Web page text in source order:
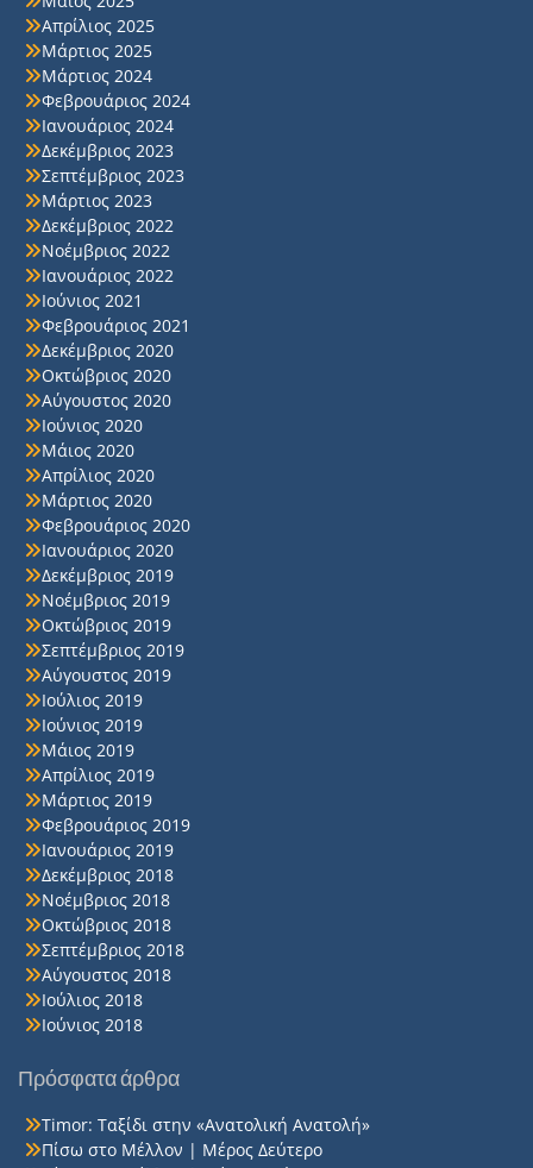
Απρίλιος 2025
Μάρτιος 2025
Μάρτιος 2024
Φεβρουάριος 2024
Ιανουάριος 2024
Δεκέμβριος 2023
Σεπτέμβριος 2023
Μάρτιος 2023
Δεκέμβριος 2022
Νοέμβριος 2022
Ιανουάριος 2022
Ιούνιος 2021
Φεβρουάριος 2021
Δεκέμβριος 2020
Οκτώβριος 2020
Αύγουστος 2020
Ιούνιος 2020
Μάιος 2020
Απρίλιος 2020
Μάρτιος 2020
Φεβρουάριος 2020
Ιανουάριος 2020
Δεκέμβριος 2019
Νοέμβριος 2019
Οκτώβριος 2019
Σεπτέμβριος 2019
Αύγουστος 2019
Ιούλιος 2019
Ιούνιος 2019
Μάιος 2019
Απρίλιος 2019
Μάρτιος 2019
Φεβρουάριος 2019
Ιανουάριος 2019
Δεκέμβριος 2018
Νοέμβριος 2018
Οκτώβριος 2018
Σεπτέμβριος 2018
Αύγουστος 2018
Ιούλιος 2018
Ιούνιος 2018
Πρόσφατα άρθρα
Timor: Ταξίδι στην «Ανατολική Ανατολή»
Πίσω στο Μέλλον | Μέρος Δεύτερο